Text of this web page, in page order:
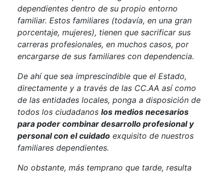
dependientes dentro de su propio entorno
familiar. Estos familiares (todavía, en una gran
porcentaje, mujeres), tienen que sacrificar sus
carreras profesionales, en muchos casos, por
encargarse de sus familiares con dependencia.
De ahí que sea imprescindible que el Estado,
directamente y a través de las CC.AA así como
de las entidades locales, ponga a disposición de
todos los ciudadanos los medios necesarios
para poder combinar desarrollo profesional y
personal con el cuidado exquisito de nuestros
familiares dependientes.
No obstante, más temprano que tarde, resulta